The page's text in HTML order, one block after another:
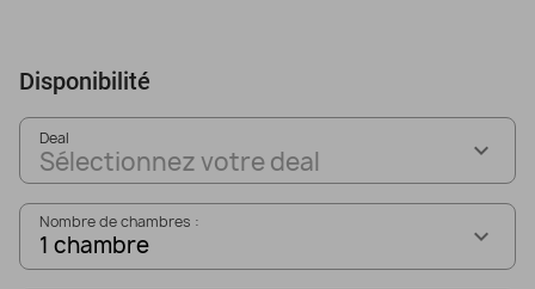
Disponibilité
Deal
Sélectionnez votre deal
Nombre de chambres :
1 chambre